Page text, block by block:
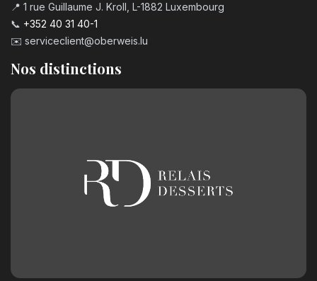
📍 1 rue Guillaume J. Kroll, L-1882 Luxembourg
📞 +352 40 31 40-1
✉️ serviceclient@oberweis.lu
Nos distinctions